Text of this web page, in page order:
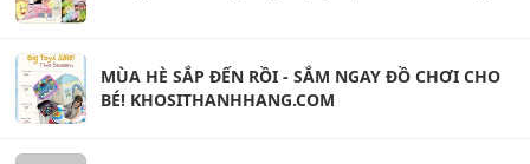
MÙA HÈ SẮP ĐẾN RỒI - SẮM NGAY ĐỒ CHƠI CHO
BÉ! KHOSITHANHHANG.COM